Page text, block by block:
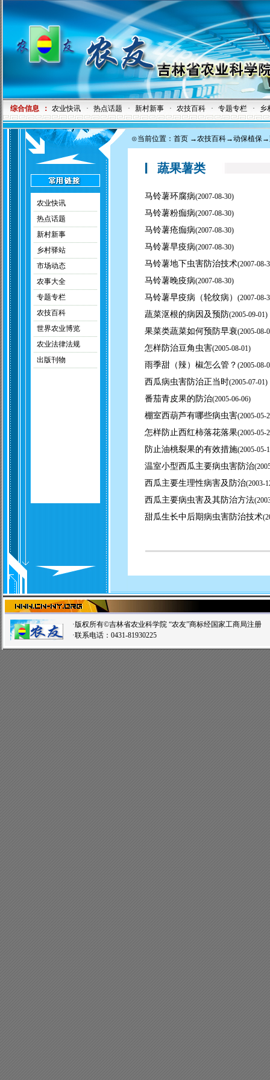
综合信息 ： 农业快讯 · 热点话题 · 新村新事 · 农技百科 · 专题专栏 · 乡
⊙当前位置： 首页→农技百科→动保植保→
蔬果薯类
马铃薯环腐病(2007-08-30)
马铃薯粉痂病(2007-08-30)
马铃薯疮痂病(2007-08-30)
马铃薯早疫病(2007-08-30)
马铃薯地下虫害防治技术(2007-08-
马铃薯晚疫病(2007-08-30)
马铃薯早疫病（轮纹病） (2007-08-
蔬菜沤根的病因及预防(2005-09-01)
果菜类蔬菜如何预防早衰(2005-08-
怎样防治豆角虫害(2005-08-01)
雨季甜（辣）椒怎么管？ (2005-08-
西瓜病虫害防治正当时(2005-07-01)
番茄青皮果的防治(2005-06-06)
棚室西葫芦有哪些病虫害(2005-05-
怎样防止西红柿落花落果(2005-05-
防止油桃裂果的有效措施(2005-05-
温室小型西瓜主要病虫害防治(
西瓜主要生理性病害及防治(2003-
西瓜主要病虫害及其防治方法(
甜瓜生长中后期病虫害防治技术(
农业快讯
热点话题
新村新事
乡村驿站
市场动态
农事大全
专题专栏
农技百科
世界农业博览
农业法律法规
出版刊物
·版权所有©吉林省农业科学院 “农友”商标经国家工商局注
·联系电话：0431-81930225